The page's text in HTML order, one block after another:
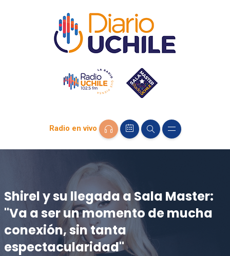
Radio en vivo
Shirel y su llegada a Sala Master:
"Va a ser un momento de mucha
conexión, sin tanta
espectacularidad"